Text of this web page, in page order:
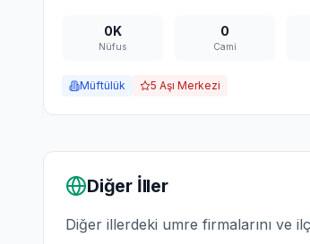
0K
Nüfus
0
Cami
Müftülük 5 Aşı Merkezi
Diğer İller
Diğer illerdeki umre firmalarını ve